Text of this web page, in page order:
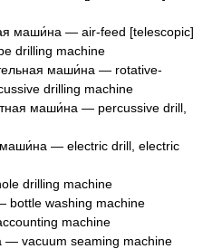
маши́на — air-feed [telescopic]
drilling machine
маши́на — rotative-
drilling machine
маши́на — percussive drill,
маши́на — electric drill, electric
drilling machine
bottle washing machine
machine
— vacuum seaming machine